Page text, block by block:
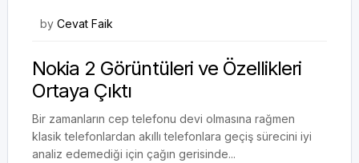
by Cevat Faik
Nokia 2 Görüntüleri ve Özellikleri
Ortaya Çıktı
Bir zamanların cep telefonu devi olmasına rağmen
klasik telefonlardan akıllı telefonlara geçiş sürecini iyi
analiz edemediği için çağın gerisinde...